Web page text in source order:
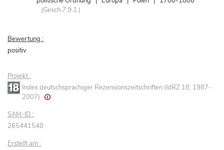
(Gesch.7.9.1.)
Bewertung :
positiv
Projekt :
Index deutschsprachiger Rezensionszeitschriften (IdRZ 18, 1987-
2007)
SAM-ID :
265441540
Erstellt am :